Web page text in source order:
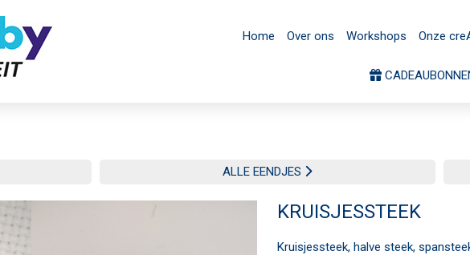
Home Over ons Workshops Onze
ALLE EENDJES
KRUISJESSTEEK
Kruisjessteek, halve steek,